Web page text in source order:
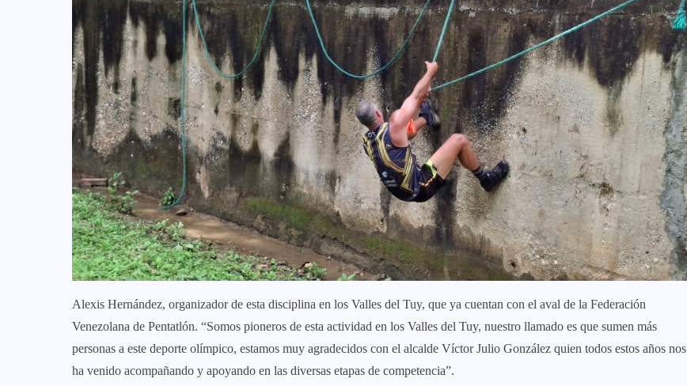
Alexis Hernández, organizador de esta disciplina en los Valles del Tuy, que ya cuentan con el aval de la Federación
Venezolana de Pentatlón. “Somos pioneros de esta actividad en los Valles del Tuy, nuestro llamado es que sumen más
personas a este deporte olímpico, estamos muy agradecidos con el alcalde Víctor Julio González quien todos estos años nos
ha venido acompañando y apoyando en las diversas etapas de competencia”.